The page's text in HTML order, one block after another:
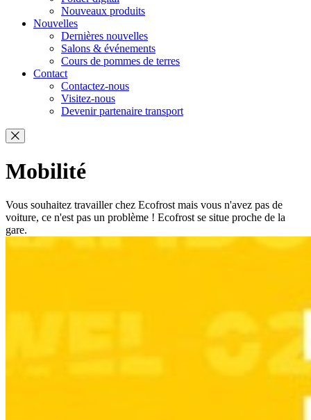
Nouveaux produits
Nouvelles
Dernières nouvelles
Salons & événements
Cours de pommes de terres
Contact
Contactez-nous
Visitez-nous
Devenir partenaire transport
Mobilité
Vous souhaitez travailler chez Ecofrost mais vous n'avez pas de
voiture, ce n'est pas un problème ! Ecofrost se situe proche de la
gare.